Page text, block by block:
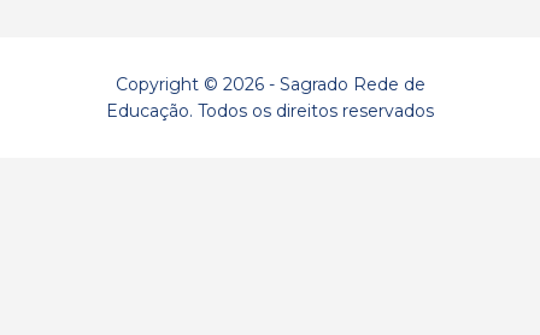
Copyright © 2026 - Sagrado Rede de
Educação. Todos os direitos reservados